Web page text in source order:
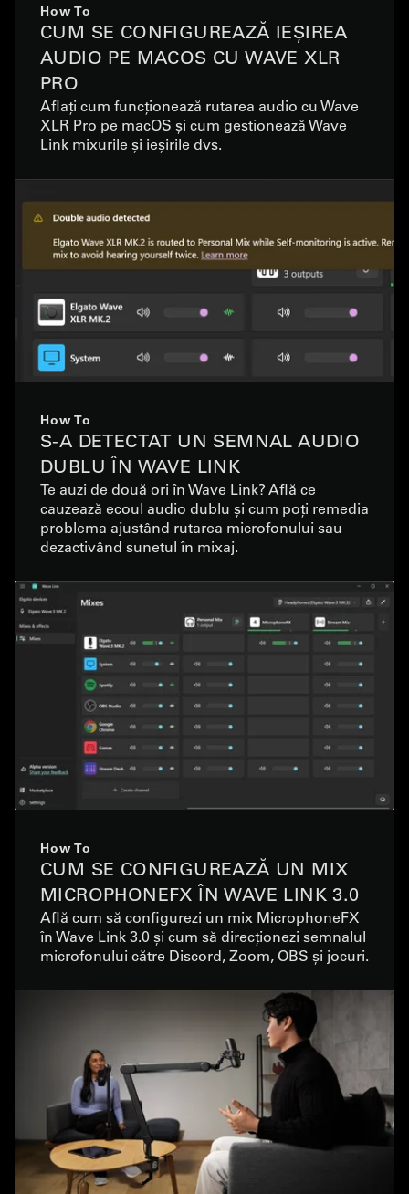
How To
CUM SE CONFIGUREAZĂ IEȘIREA
AUDIO PE MACOS CU WAVE XLR
PRO
Aflați cum funcționează rutarea audio cu Wave
XLR Pro pe macOS și cum gestionează Wave
Link mixurile și ieșirile dvs.
How To
S-A DETECTAT UN SEMNAL AUDIO
DUBLU ÎN WAVE LINK
Te auzi de două ori în Wave Link? Află ce
cauzează ecoul audio dublu și cum poți remedia
problema ajustând rutarea microfonului sau
dezactivând sunetul în mixaj.
How To
CUM SE CONFIGUREAZĂ UN MIX
MICROPHONEFX ÎN WAVE LINK 3.0
Află cum să configurezi un mix MicrophoneFX
în Wave Link 3.0 și cum să direcționezi semnalul
microfonului către Discord, Zoom, OBS și jocuri.